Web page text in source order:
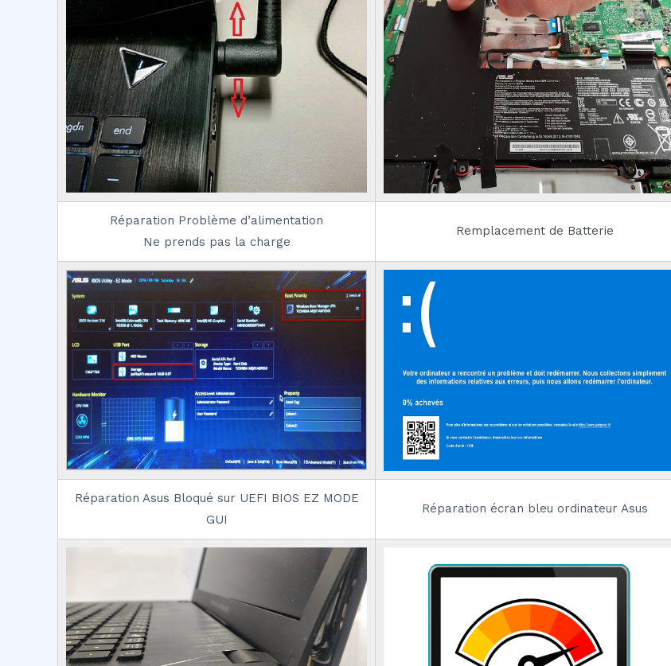
Réparation Problème d’alimentation
Ne prends pas la charge
Remplacement de Batterie
Réparation Asus Bloqué sur UEFI BIOS EZ MODE
GUI
Réparation écran bleu ordinateur Asus